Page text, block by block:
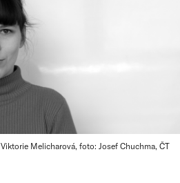
Viktorie Melicharová, foto: Josef Chuchma, ČT